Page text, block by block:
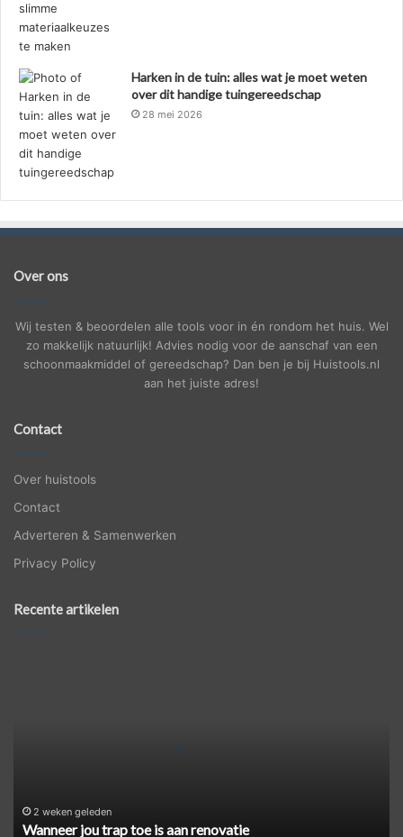
Harken in de tuin: alles wat je moet weten
over dit handige tuingereedschap
28 mei 2026
Over ons
Wij testen & beoordelen alle tools voor in én rondom het huis. Wel
zo makkelijk natuurlijk! Advies nodig voor de aanschaf van een
schoonmaakmiddel of gereedschap? Dan ben je bij Huistools.nl
aan het juiste adres!
Contact
Over huistools
Contact
Adverteren & Samenwerken
Privacy Policy
Recente artikelen
2 weken geleden
Wanneer jou trap toe is aan renovatie